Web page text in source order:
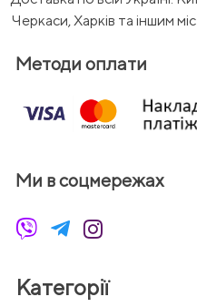
Черкаси, Харків та іншим
Методи оплати
Ми в соцмережах
Категорії